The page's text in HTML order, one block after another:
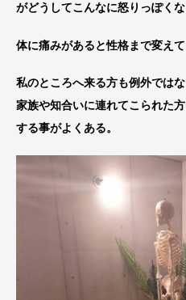
がどうしてこんなに怒りっぽく
体に痛みがあると性格まで変えて
私のところへ来る方も例外ではな
家族や知合いに連れてこられた
する事がよくある。